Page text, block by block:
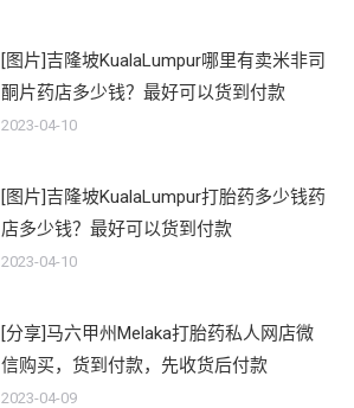
[图片]吉隆坡KualaLumpur哪里有卖米非司
酮片药店多少钱？最好可以货到付款
2023-04-10
[图片]吉隆坡KualaLumpur打胎药多少钱药
店多少钱？最好可以货到付款
2023-04-10
[分享]马六甲州Melaka打胎药私人网店微
信购买，货到付款，先收货后付款
2023-04-09